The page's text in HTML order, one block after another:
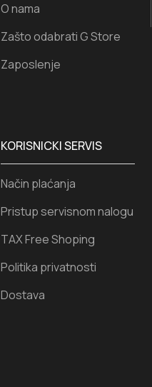
KORISNICKI SERVIS
Način plaćanja
Pristup servisnom nalogu
TAX Free Shoping
Politika privatnosti
Dostava
O nama
Zašto odabrati G Store
Zaposlenje